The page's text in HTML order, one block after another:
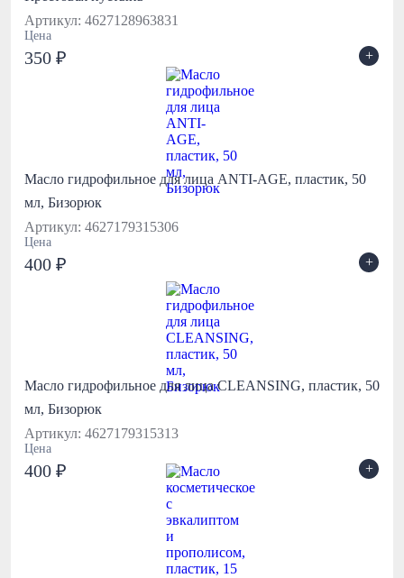
Артикул: 4627128963831
Цена
350 ₽ +
Масло гидрофильное для лица ANTI-AGE, пластик, 50
мл, Бизорюк
Артикул: 4627179315306
Цена
400 ₽ +
Масло гидрофильное для лица CLEANSING, пластик, 50
мл, Бизорюк
Артикул: 4627179315313
Цена
400 ₽ +